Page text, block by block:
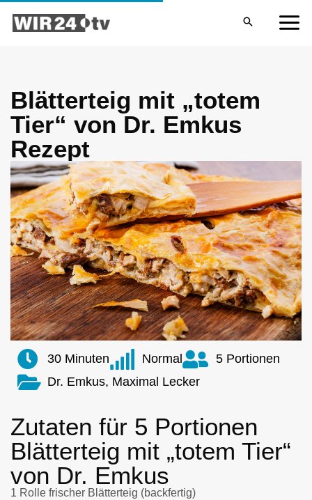
Inhalt
Blätterteig mit „totem
Tier“ von Dr. Emkus
Rezept
30 Minuten Normal
5 Portionen
Dr. Emkus, Maximal Lecker
Zutaten für 5 Portionen
Blätterteig mit „totem Tier“
von Dr. Emkus
1 Rolle frischer Blätterteig (backfertig)